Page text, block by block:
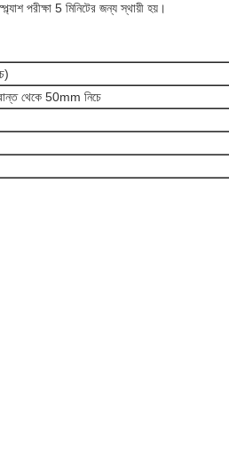
পরীক্ষা 5 মিনিটের জন্য স্থায়ী হয়।
থেকে 50mm নিচে